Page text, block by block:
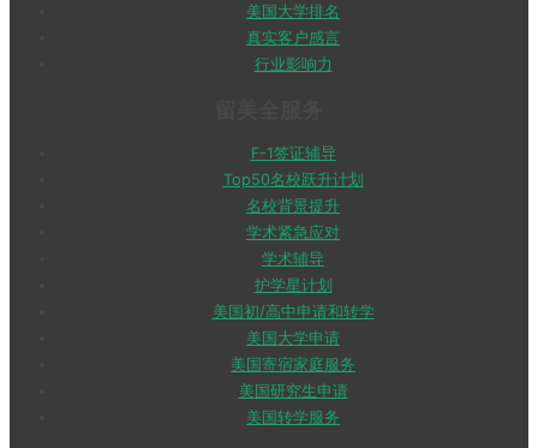
美国大学排名
真实客户感言
行业影响力
F-1签证辅导
Top50名校跃升计划
名校背景提升
学术紧急应对
学术辅导
护学星计划
美国初/高中申请和转学
美国大学申请
美国寄宿家庭服务
美国研究生申请
美国转学服务